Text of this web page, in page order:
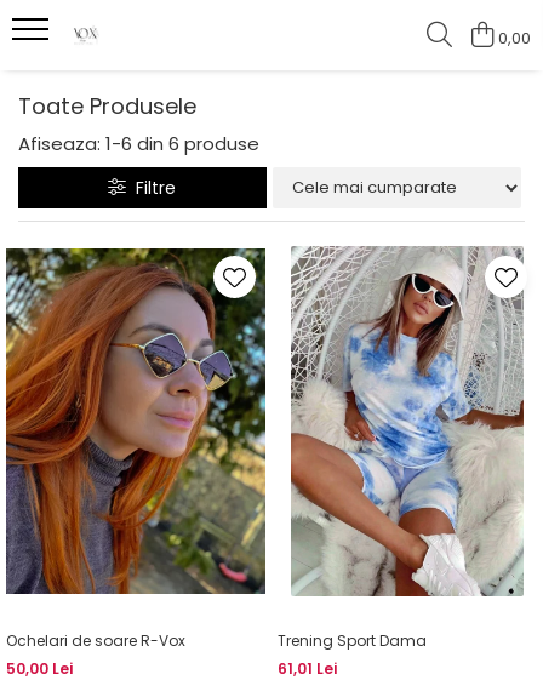
0,00
Toate Produsele
Afiseaza: 1-6 din 6 produse
Filtre
Ochelari de soare R-Vox
50,00 Lei
Trening Sport Dama
61,01 Lei